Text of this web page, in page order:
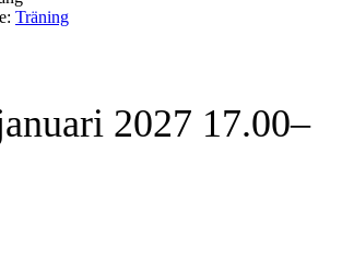
Träning
2027 17.00–